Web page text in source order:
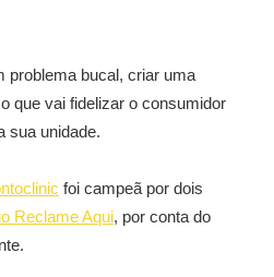
problema bucal, criar uma
que vai fidelizar o consumidor
sua unidade.
foi campeã por dois
Reclame Aqui, por conta do